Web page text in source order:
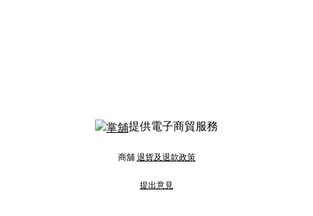
提供電子商貿服務
商舖 退貨及退款政策
提出意見